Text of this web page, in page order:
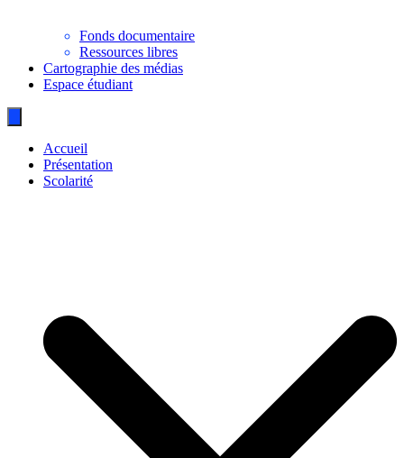
Fonds documentaire
Ressources libres
Cartographie des médias
Espace étudiant
Accueil
Présentation
Scolarité